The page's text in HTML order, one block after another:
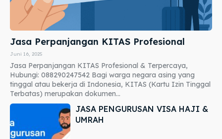
Jasa Perpanjangan KITAS Profesional
Juni 16, 2025
Jasa Perpanjangan KITAS Profesional & Terpercaya,
Hubungi: 088290247542 Bagi warga negara asing yang
tinggal atau bekerja di Indonesia, KITAS (Kartu Izin Tinggal
Terbatas) merupakan dokumen...
JASA PENGURUSAN VISA HAJI &
UMRAH